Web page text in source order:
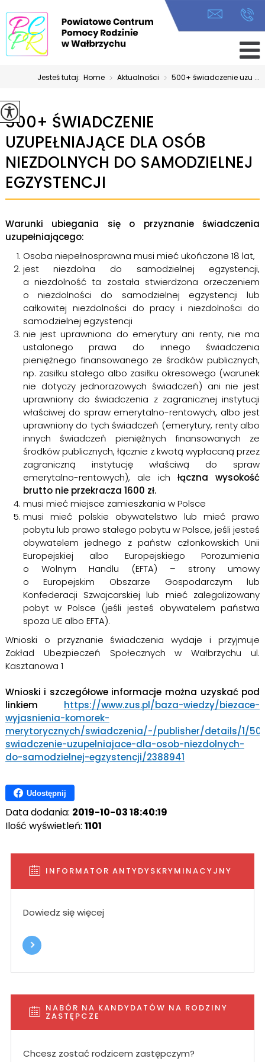
Jesteś tutaj:Home > Aktualności > 500+ świadczenie uzu ...
500+ ŚWIADCZENIE
UZUPEŁNIAJĄCE DLA OSÓB
NIEZDOLNYCH DO SAMODZIELNEJ
EGZYSTENCJI
Warunki ubiegania się o przyznanie świadczenia
uzupełniającego:
Osoba niepełnosprawna musi mieć ukończone 18 lat,
jest niezdolna do samodzielnej egzystencji,
a niezdolność ta została stwierdzona orzeczeniem
o niezdolności do samodzielnej egzystencji lub
całkowitej niezdolności do pracy i niezdolności do
samodzielnej egzystencji
nie jest uprawniona do emerytury ani renty, nie ma
ustalonego prawa do innego świadczenia
pieniężnego finansowanego ze środków publicznych,
np. zasiłku stałego albo zasiłku okresowego (warunek
nie dotyczy jednorazowych świadczeń) ani nie jest
uprawniony do świadczenia z zagranicznej instytucji
właściwej do spraw emerytalno-rentowych, albo jest
uprawniony do tych świadczeń (emerytury, renty albo
innych świadczeń pieniężnych finansowanych ze
środków publicznych, łącznie z kwotą wypłacaną przez
zagraniczną instytucję właściwą do spraw
emerytalno-rentowych), ale ichłączna wysokość
brutto nie przekracza 1600 zł.
musi mieć miejsce zamieszkania w Polsce
musi mieć polskie obywatelstwo lub mieć prawo
pobytu lub prawo stałego pobytu w Polsce, jeśli jesteś
obywatelem jednego z państw członkowskich Unii
Europejskiej albo Europejskiego Porozumienia
o Wolnym Handlu (EFTA) – strony umowy
o Europejskim Obszarze Gospodarczym lub
Konfederacji Szwajcarskiej lub mieć zalegalizowany
pobyt w Polsce (jeśli jesteś obywatelem państwa
spoza UE albo EFTA).
Wnioski o przyznanie świadczenia wydaje i przyjmuje
Zakład Ubezpieczeń Społecznych w Wałbrzychu ul.
Kasztanowa 1
Wnioski i szczegółowe informacje można uzyskać pod
linkiem https://www.zus.pl/baza-wiedzy/biezace-
wyjasnienia-komorek-
merytorycznych/swiadczenia/-/publisher/details/1/
swiadczenie-uzupelniajace-dla-osob-niezdolnych-
do-samodzielnej-egzystencji/2388941
Udostępnij
Data dodania: 2019-10-03 18:40:19
Ilość wyświetleń: 1101
INFORMATOR ANTYDYSKRYMINACYJNY
Dowiedz się więcej
NABÓR NA KANDYDATÓW NA RODZINY
ZASTĘPCZE
Chcesz zostać rodzicem zastępczym?